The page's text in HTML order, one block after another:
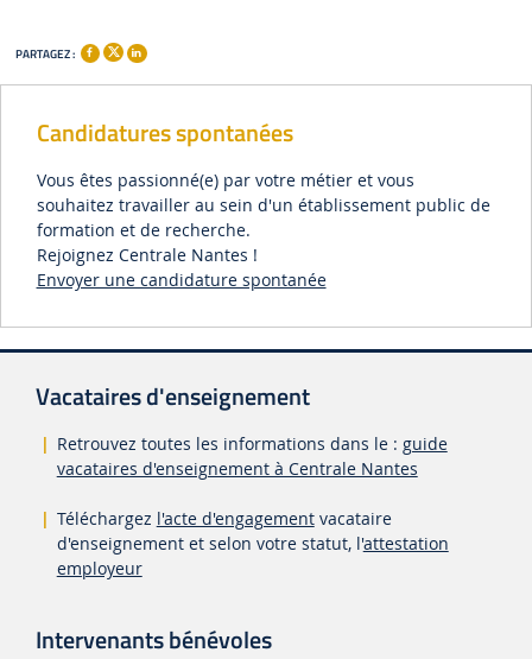
PARTAGEZ :
Candidatures spontanées
Vous êtes passionné(e) par votre métier et vous
souhaitez travailler au sein d'un établissement public de
formation et de recherche.
Rejoignez Centrale Nantes !
Envoyer une candidature spontanée
Vacataires d'enseignement
Retrouvez toutes les informations dans le : guide
vacataires d'enseignement à Centrale Nantes
Téléchargez l'acte d'engagementvacataire
d'enseignement et selon votre statut, l'attestation
employeur
Intervenants bénévoles